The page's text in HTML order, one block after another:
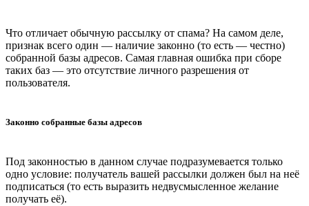
Что отличает обычную рассылку от спама? На самом деле,
признак всего один — наличие законно (то есть — честно)
собранной базы адресов. Самая главная ошибка при сборе
таких баз — это отсутствие личного разрешения от
пользователя.
Законно собранные базы адресов
Под законностью в данном случае подразумевается только
одно условие: получатель вашей рассылки должен был на неё
подписаться (то есть выразить недвусмысленное желание
получать её).